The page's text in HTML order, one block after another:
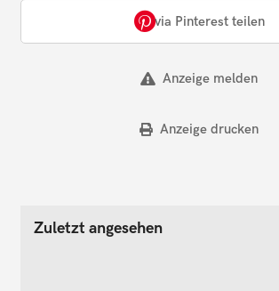
via Pinterest teilen
Anzeige melden
Anzeige drucken
Zuletzt angesehen